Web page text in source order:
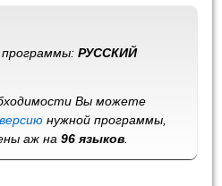
программы:РУССКИЙ
Вы можете
нужной программы,
аж на96 языков